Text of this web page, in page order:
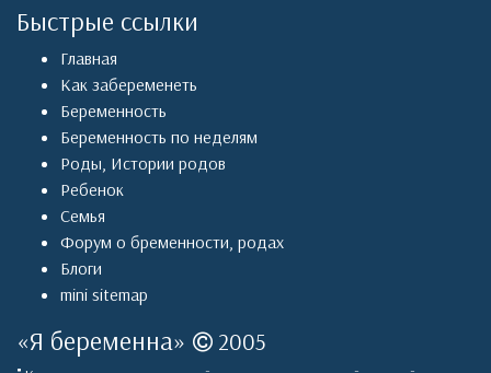
Быстрые ссылки
Главная
Как забеременеть
Беременность
Беременность по неделям
Роды, Истории родов
Ребенок
Семья
Форум о бременности, родах
Блоги
mini sitemap
«Я беременна» 2005